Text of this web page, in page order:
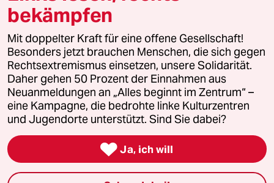
© 2026 taz Verlags und Vertriebs GmbH
Alle Rechte vorbehalten. Bei rechtlichen Fragen oder für Genehmigungen
wenden Sie sich bitte an
lizenzen@taz.de
Feedback Redaktionsstatut Kommune-Richtlinien
Leitlinie Informant Datenschutz Impressum AGB
Seitenwende Einwilligungen widerrufen (Ads)
bekämpfen
Mit doppelter Kraft für eine offene Gesellschaft!
Besonders jetzt brauchen Menschen, die sich gegen
Rechtsextremismus einsetzen, unsere Solidarität.
Daher gehen 50 Prozent der Einnahmen aus
Neuanmeldungen an „Alles beginnt im Zentrum“ –
eine Kampagne, die bedrohte linke Kulturzentren
und Jugendorte unterstützt. Sind Sie dabei?
 Ja, ich will